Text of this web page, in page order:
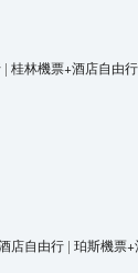
| 桂林機票+酒店自由行
店自由行 | 珀斯機票